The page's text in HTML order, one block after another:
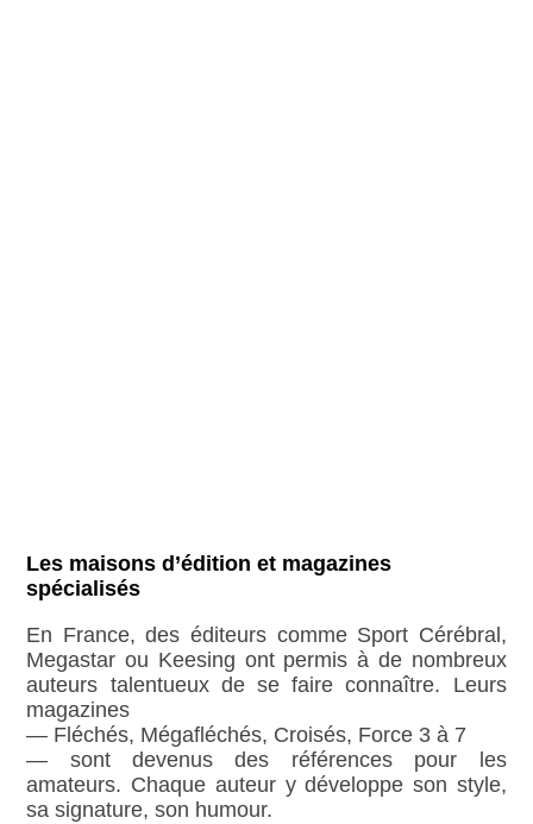
Les maisons d’édition et magazines
spécialisés
En France, des éditeurs comme Sport Cérébral,
Megastar ou Keesing ont permis à de nombreux
auteurs talentueux de se faire connaître. Leurs
magazines
— Fléchés, Mégafléchés, Croisés, Force 3 à 7
— sont devenus des références pour les
amateurs. Chaque auteur y développe son style,
sa signature, son humour.